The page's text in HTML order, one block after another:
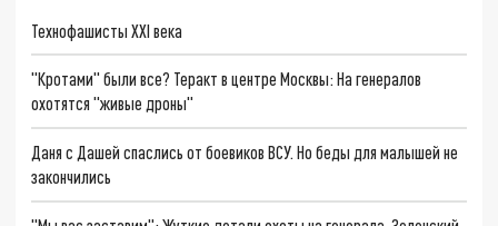
Технофашисты XXI века
"Кротами" были все? Теракт в центре Москвы: На генералов
охотятся "живые дроны"
Даня с Дашей спаслись от боевиков ВСУ. Но беды для малышей не
закончились